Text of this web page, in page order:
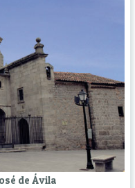
de Ávila